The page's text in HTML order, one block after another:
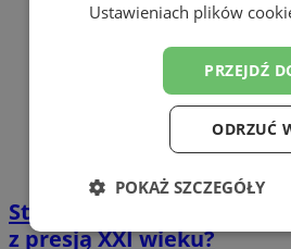
Stres w codziennym życiu.
z presją XXI wieku?
Ustawieniach plików
PRZEJDŹ
ODRZUĆ
POKAŻ SZCZEGÓŁY
Niezbędne